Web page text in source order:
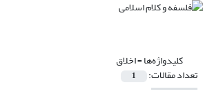
کلیدواژه‌ها =اخلاق
تعداد مقالات: 1